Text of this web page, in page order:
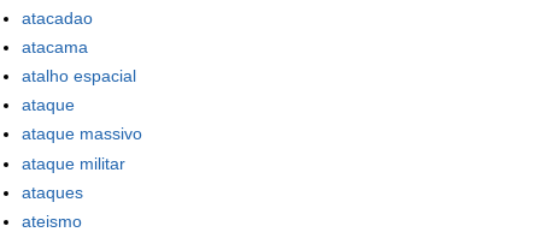
atacadao
atacama
atalho espacial
ataque
ataque massivo
ataque militar
ataques
ateismo